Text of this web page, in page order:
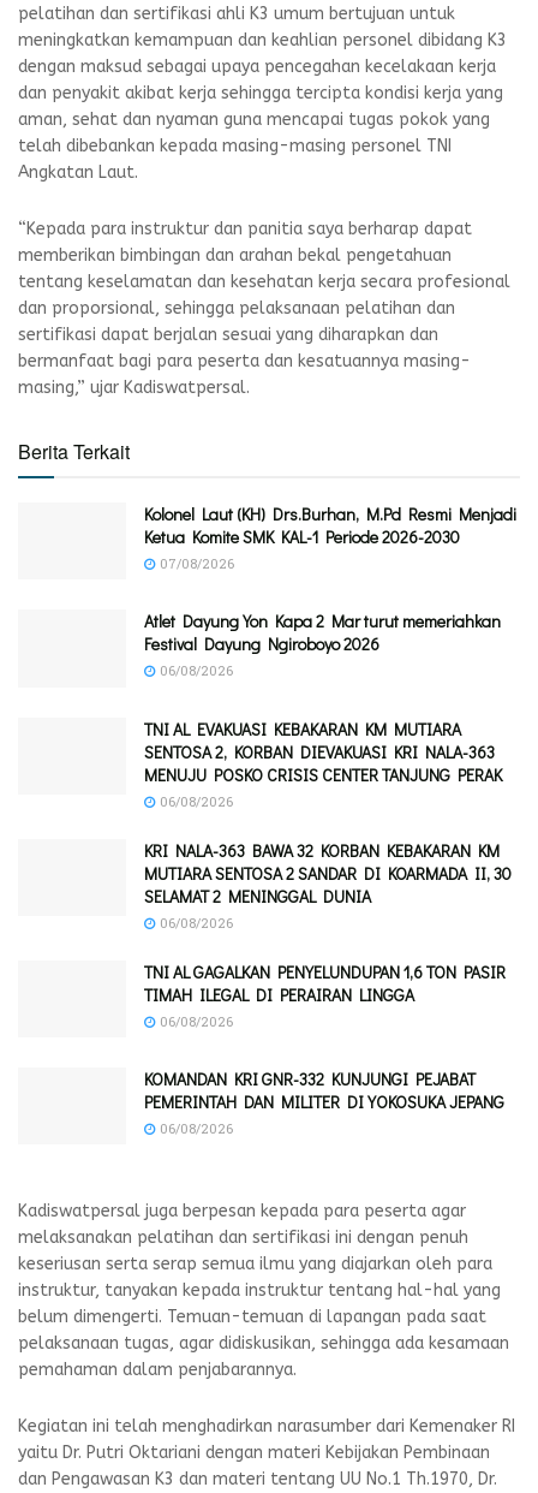
pelatihan dan sertifikasi ahli K3 umum bertujuan untuk
meningkatkan kemampuan dan keahlian personel dibidang K3
dengan maksud sebagai upaya pencegahan kecelakaan kerja
dan penyakit akibat kerja sehingga tercipta kondisi kerja yang
aman, sehat dan nyaman guna mencapai tugas pokok yang
telah dibebankan kepada masing-masing personel TNI
Angkatan Laut.
“Kepada para instruktur dan panitia saya berharap dapat
memberikan bimbingan dan arahan bekal pengetahuan
tentang keselamatan dan kesehatan kerja secara profesional
dan proporsional, sehingga pelaksanaan pelatihan dan
sertifikasi dapat berjalan sesuai yang diharapkan dan
bermanfaat bagi para peserta dan kesatuannya masing-
masing,” ujar Kadiswatpersal.
Berita Terkait
Kolonel Laut (KH) Drs.Burhan, M.Pd Resmi Menjadi
Ketua Komite SMK KAL-1 Periode 2026-2030
07/08/2026
Atlet Dayung Yon Kapa 2 Mar turut memeriahkan
Festival Dayung Ngiroboyo 2026
06/08/2026
TNI AL EVAKUASI KEBAKARAN KM MUTIARA
SENTOSA 2, KORBAN DIEVAKUASI KRI NALA-363
MENUJU POSKO CRISIS CENTER TANJUNG PERAK
06/08/2026
KRI NALA-363 BAWA 32 KORBAN KEBAKARAN KM
MUTIARA SENTOSA 2 SANDAR DI KOARMADA II, 30
SELAMAT 2 MENINGGAL DUNIA
06/08/2026
TNI AL GAGALKAN PENYELUNDUPAN 1,6 TON PASIR
TIMAH ILEGAL DI PERAIRAN LINGGA
06/08/2026
KOMANDAN KRI GNR-332 KUNJUNGI PEJABAT
PEMERINTAH DAN MILITER DI YOKOSUKA JEPANG
06/08/2026
Kadiswatpersal juga berpesan kepada para peserta agar
melaksanakan pelatihan dan sertifikasi ini dengan penuh
keseriusan serta serap semua ilmu yang diajarkan oleh para
instruktur, tanyakan kepada instruktur tentang hal-hal yang
belum dimengerti. Temuan-temuan di lapangan pada saat
pelaksanaan tugas, agar didiskusikan, sehingga ada kesamaan
pemahaman dalam penjabarannya.
Kegiatan ini telah menghadirkan narasumber dari Kemenaker RI
yaitu Dr. Putri Oktariani dengan materi Kebijakan Pembinaan
dan Pengawasan K3 dan materi tentang UU No.1 Th.1970, Dr.